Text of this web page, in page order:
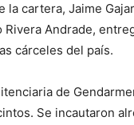
cartera, Jaime
Andrade,
cárceles del país.
de
Se incautaron